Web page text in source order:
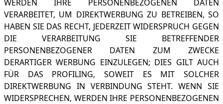
WERDEN IHRE PERSONENBEZOGENEN DATEN
VERARBEITET, UM DIREKTWERBUNG ZU BETREIBEN, SO
HABEN SIE DAS RECHT, JEDERZEIT WIDERSPRUCH GEGEN
DIE VERARBEITUNG SIE BETREFFENDER
PERSONENBEZOGENER DATEN ZUM ZWECKE
DERARTIGER WERBUNG EINZULEGEN; DIES GILT AUCH
FÜR DAS PROFILING, SOWEIT ES MIT SOLCHER
DIREKTWERBUNG IN VERBINDUNG STEHT. WENN SIE
WIDERSPRECHEN, WERDEN IHRE PERSONENBEZOGENEN